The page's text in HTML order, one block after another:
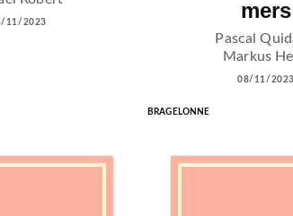
11/2023
mers
Pascal
Markus
08/11/2023
BRAGELONNE